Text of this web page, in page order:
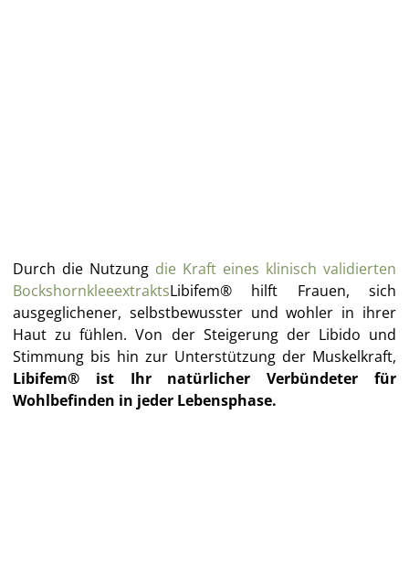
Durch die Nutzung die Kraft eines klinisch validierten
BockshornkleeextraktsLibifem® hilft Frauen, sich
ausgeglichener, selbstbewusster und wohler in ihrer
Haut zu fühlen. Von der Steigerung der Libido und
Stimmung bis hin zur Unterstützung der Muskelkraft,
Libifem® ist Ihr natürlicher Verbündeter für
Wohlbefinden in jeder Lebensphase.